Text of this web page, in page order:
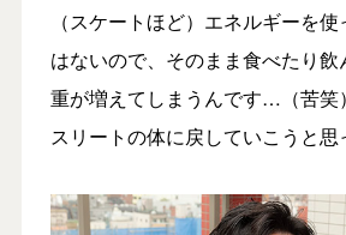
（スケートほど）エネルギーを
はないので、そのまま食べたり
重が増えてしまうんです…（苦笑
スリートの体に戻していこうと思